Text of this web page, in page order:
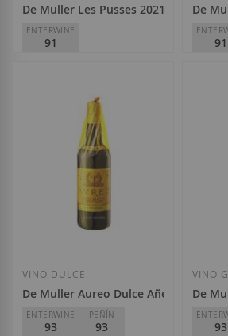
De Muller Les Pusses 2021
ENTERWINE
91
Añadir a la Lista de
De
91
VINO DULCE
De Muller Aureo Dulce Añejo
ENTERWINE
93
PEÑÍN
93
VINO
De
93